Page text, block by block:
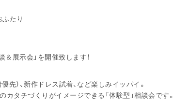
たり
展示会」を開催致します！
先）、新作ドレス試着、など楽しみイッパイ。
カタチづくりがイメージできる「体験型」相談会です。